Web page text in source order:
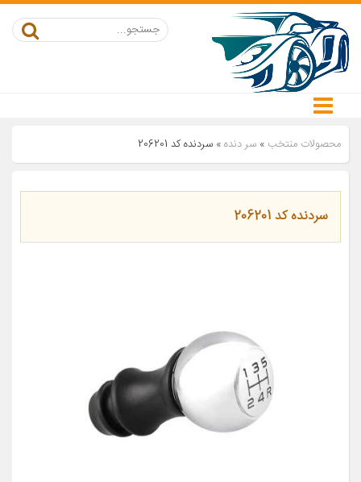
محصولات منتخب » سر دنده» سردنده کد 206201
سردنده کد 206201